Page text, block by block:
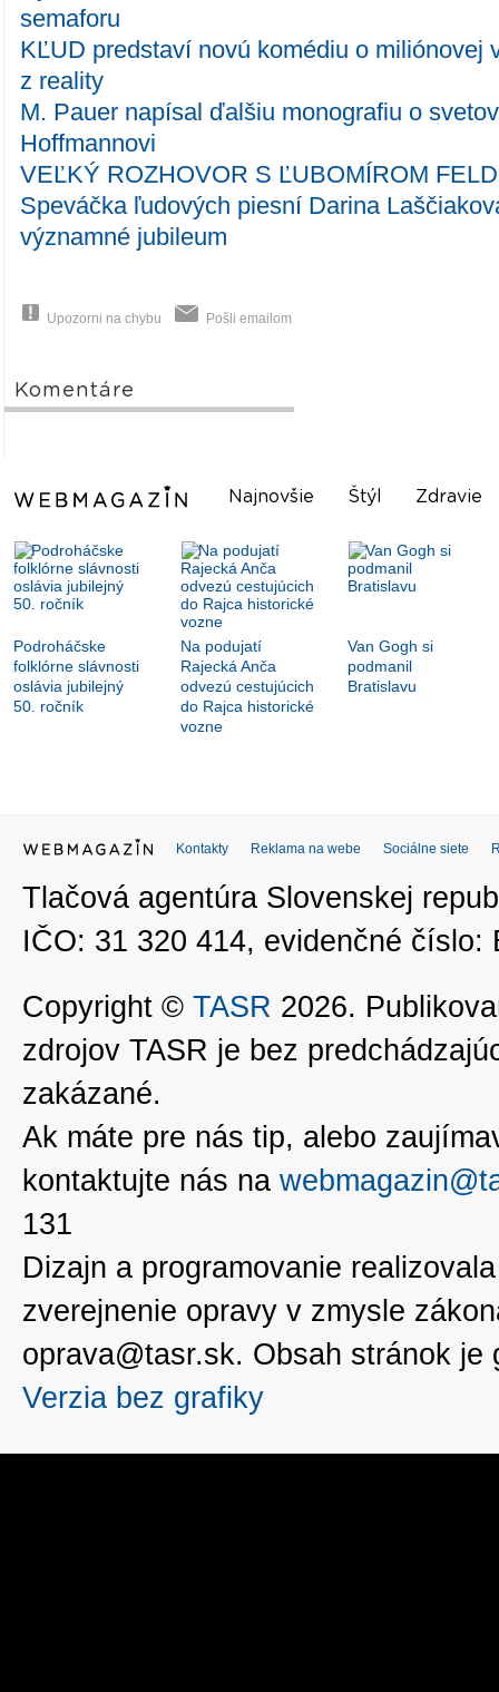
semaforu
KĽUD predstaví novú komédiu o miliónovej
z reality
M. Pauer napísal ďalšiu monografiu o
Hoffmannovi
VEĽKÝ ROZHOVOR S ĽUBOMÍROM
Speváčka ľudových piesní Darina
významné jubileum
Upozorni na chybu Pošli emailom
Komentáre
Najnovšie Štýl Zdravie
Podroháčske
folklórne slávnosti
oslávia jubilejný
50. ročník
Na podujatí
Rajecká Anča
odvezú cestujúcich
do Rajca historické
vozne
Van Gogh si
podmanil
Bratislavu
Kontakty Reklama na webe Sociálne siete
Tlačová agentúra Slovenskej
IČO: 31 320 414, evidenčné číslo:
Copyright © TASR 2026.
zdrojov TASR je bez
zakázané.
Ak máte pre nás tip, alebo
kontaktujte nás na
131
Dizajn a programovanie
zverejnenie opravy v zmysle
oprava@tasr.sk. Obsah stránok
Verzia bez grafiky